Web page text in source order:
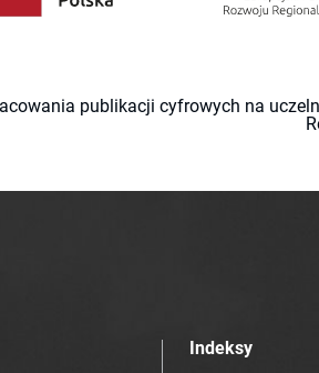
publikacji cyfrowych na
Indeksy